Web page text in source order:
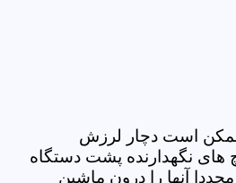
ممکن است دچار لرزش
های نگهدارنده پشت دستگاه
آنها را درون ماشین